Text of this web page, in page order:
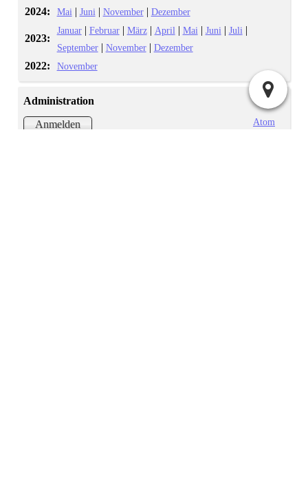
2024: Mai | Juni | November| Dezember
2023:
Januar| Februar| März| April | Mai | Juni | Juli |
September| November| Dezember
2022: November
Administration
Anmelden Atom